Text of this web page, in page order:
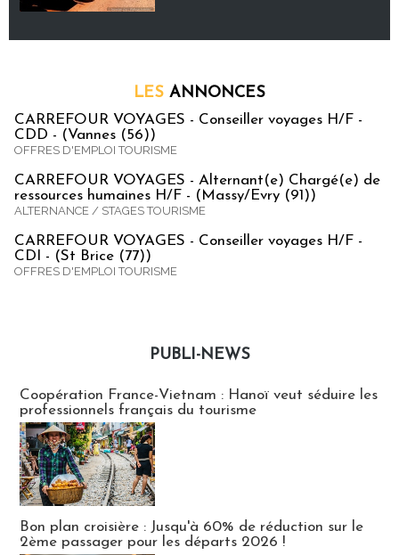
LES ANNONCES
CARREFOUR VOYAGES - Conseiller voyages H/F -
CDD - (Vannes (56))
OFFRES D'EMPLOI TOURISME
CARREFOUR VOYAGES - Alternant(e) Chargé(e) de
ressources humaines H/F - (Massy/Evry (91))
ALTERNANCE / STAGES TOURISME
CARREFOUR VOYAGES - Conseiller voyages H/F -
CDI - (St Brice (77))
OFFRES D'EMPLOI TOURISME
PUBLI-NEWS
Coopération France-Vietnam : Hanoï veut séduire les
professionnels français du tourisme
Bon plan croisière : Jusqu'à 60% de réduction sur le
2ème passager pour les départs 2026 !